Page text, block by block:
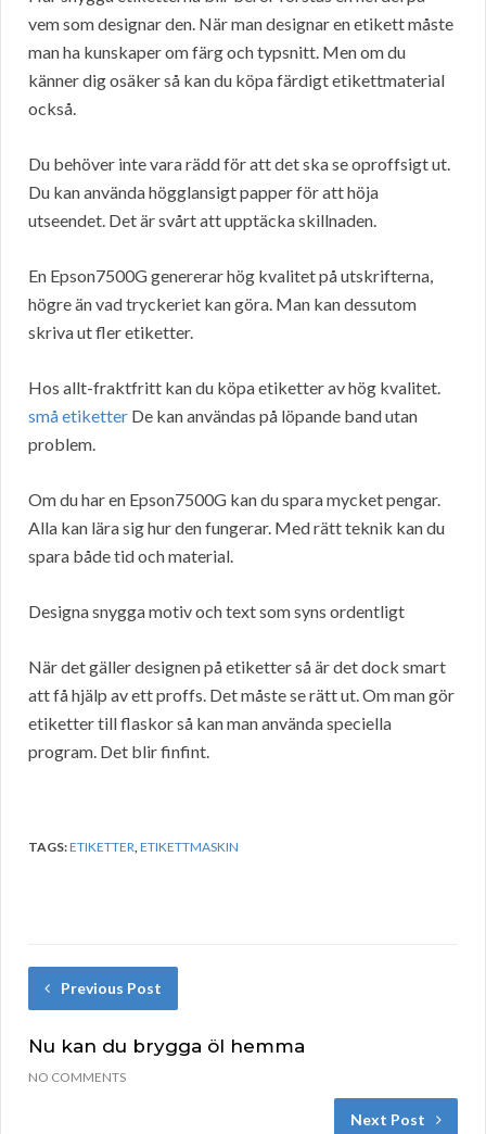
vem som designar den. När man designar en etikett måste
man ha kunskaper om färg och typsnitt. Men om du
känner dig osäker så kan du köpa färdigt etikettmaterial
också.
Du behöver inte vara rädd för att det ska se oproffsigt ut.
Du kan använda högglansigt papper för att höja
utseendet. Det är svårt att upptäcka skillnaden.
En Epson7500G genererar hög kvalitet på utskrifterna,
högre än vad tryckeriet kan göra. Man kan dessutom
skriva ut fler etiketter.
Hos allt-fraktfritt kan du köpa etiketter av hög kvalitet.
små etiketter De kan användas på löpande band utan
problem.
Om du har en Epson7500G kan du spara mycket pengar.
Alla kan lära sig hur den fungerar. Med rätt teknik kan du
spara både tid och material.
Designa snygga motiv och text som syns ordentligt
När det gäller designen på etiketter så är det dock smart
att få hjälp av ett proffs. Det måste se rätt ut. Om man gör
etiketter till flaskor så kan man använda speciella
program. Det blir finfint.
TAGS:ETIKETTER,ETIKETTMASKIN
Previous Post
Nu kan du brygga öl hemma
NO COMMENTS
Next Post